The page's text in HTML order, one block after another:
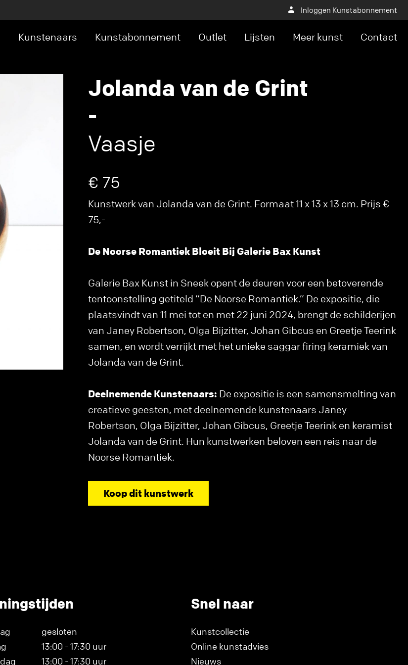
Inloggen Kunstabonnement
Kunstenaars Kunstabonnement Outlet Lijsten Meer kunst Contact
Jolanda van de Grint
-
Vaasje
€ 75
Kunstwerk van Jolanda van de Grint. Formaat 11 x 13 x 13 cm. Prijs €
75,-
De Noorse Romantiek Bloeit Bij Galerie Bax Kunst
Galerie Bax Kunst in Sneek opent de deuren voor een betoverende
tentoonstelling getiteld “De Noorse Romantiek.” De expositie, die
plaatsvindt van 11 mei tot en met 22 juni 2024, brengt de schilderijen
van Janey Robertson, Olga Bijzitter, Johan Gibcus en Greetje Teerink
samen, en wordt verrijkt met het unieke saggar firing keramiek van
Jolanda van de Grint.
Deelnemende Kunstenaars: De expositie is een samensmelting van
creatieve geesten, met deelnemende kunstenaars Janey
Robertson, Olga Bijzitter, Johan Gibcus, Greetje Teerink en keramist
Jolanda van de Grint. Hun kunstwerken beloven een reis naar de
Noorse Romantiek.
Koop dit kunstwerk
gesloten
13:00 - 17:30 uur
13:00 - 17:30 uur
Snel naar
Kunstcollectie
Online kunstadvies
Nieuws